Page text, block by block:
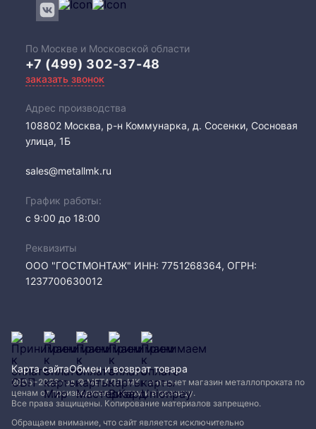
По Москве и Московской области
+7 (499) 302-37-48
заказать звонок
Адрес производства
108802​ Москва, р-н Коммунарка, д. Сосенки, Сосновая
улица, 1Б
sales@metallmk.ru
График работы:
с 9:00 до 18:00
Реквизиты
ООО "ГОСТМОНТАЖ" ИНН: 7751268364, ОГРН:
1237700630012
2005−2026 год © МЕТАЛЛ-МК - интернет магазин металлопроката по
ценам от производителя, оптом и в розницу.
Все права защищены. Копирование материалов запрещено.
Обращаем внимание, что сайт является исключительно
Карта сайтаОбмен и возврат товара